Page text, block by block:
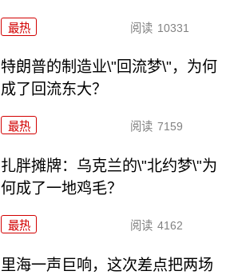
最热 阅读 10331
特朗普的制造业\"回流梦\"，为何
成了回流东大？
最热 阅读 7159
扎胖摊牌：乌克兰的\"北约梦\"为
何成了一地鸡毛？
最热 阅读 4162
里海一声巨响，这次差点把两场